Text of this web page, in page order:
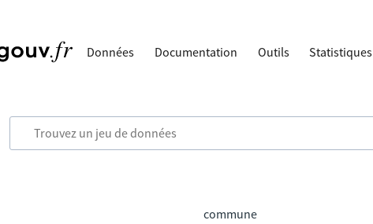
Données Documentation Outils Statistiques
commune